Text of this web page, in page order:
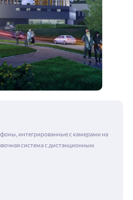
интегрированные с камерами на
система с дистанционным